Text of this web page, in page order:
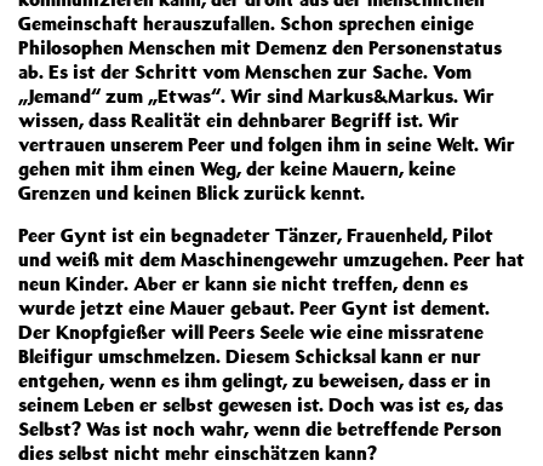
Gemeinschaft herauszufallen. Schon sprechen einige
Philosophen Menschen mit Demenz den Personenstatus
ab. Es ist der Schritt vom Menschen zur Sache. Vom
„Jemand“ zum „Etwas“. Wir sind Markus&Markus. Wir
wissen, dass Realität ein dehnbarer Begriff ist. Wir
vertrauen unserem Peer und folgen ihm in seine Welt. Wir
gehen mit ihm einen Weg, der keine Mauern, keine
Grenzen und keinen Blick zurück kennt.
Peer Gynt ist ein begnadeter Tänzer, Frauenheld, Pilot
und weiß mit dem Maschinengewehr umzugehen. Peer hat
neun Kinder. Aber er kann sie nicht treffen, denn es
wurde jetzt eine Mauer gebaut. Peer Gynt ist dement.
Der Knopfgießer will Peers Seele wie eine missratene
Bleifigur umschmelzen. Diesem Schicksal kann er nur
entgehen, wenn es ihm gelingt, zu beweisen, dass er in
seinem Leben er selbst gewesen ist. Doch was ist es, das
Selbst? Was ist noch wahr, wenn die betreffende Person
dies selbst nicht mehr einschätzen kann?